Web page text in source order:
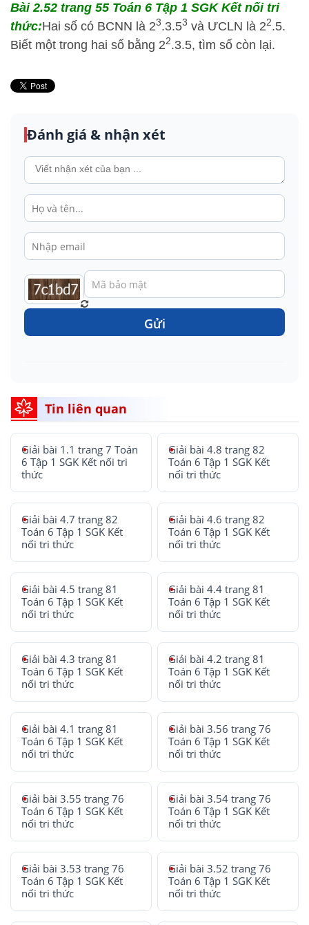
Bài 2.52 trang 55 Toán 6 Tập 1 SGK Kết nối tri
thức:Hai số có BCNN là 23.3.53 và ƯCLN là 22.5.
Biết một trong hai số bằng 22.3.5, tìm số còn lại.
Đánh giá & nhận xét
Gửi
Tin liên quan
Giải bài 1.1 trang 7 Toán
6 Tập 1 SGK Kết nối tri
thức
Giải bài 4.8 trang 82
Toán 6 Tập 1 SGK Kết
nối tri thức
Giải bài 4.7 trang 82
Toán 6 Tập 1 SGK Kết
nối tri thức
Giải bài 4.6 trang 82
Toán 6 Tập 1 SGK Kết
nối tri thức
Giải bài 4.5 trang 81
Toán 6 Tập 1 SGK Kết
nối tri thức
Giải bài 4.4 trang 81
Toán 6 Tập 1 SGK Kết
nối tri thức
Giải bài 4.3 trang 81
Toán 6 Tập 1 SGK Kết
nối tri thức
Giải bài 4.2 trang 81
Toán 6 Tập 1 SGK Kết
nối tri thức
Giải bài 4.1 trang 81
Toán 6 Tập 1 SGK Kết
nối tri thức
Giải bài 3.56 trang 76
Toán 6 Tập 1 SGK Kết
nối tri thức
Giải bài 3.55 trang 76
Toán 6 Tập 1 SGK Kết
nối tri thức
Giải bài 3.54 trang 76
Toán 6 Tập 1 SGK Kết
nối tri thức
Giải bài 3.53 trang 76
Toán 6 Tập 1 SGK Kết
nối tri thức
Giải bài 3.52 trang 76
Toán 6 Tập 1 SGK Kết
nối tri thức